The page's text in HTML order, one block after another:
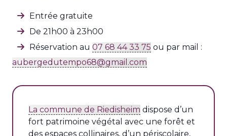
Entrée gratuite
De 21h00 à 23h00
Réservation au 07 68 44 33 75 ou par mail :
aubergedutempo68@gmail.com
La commune de Riedisheim dispose d’un
fort patrimoine végétal avec une forêt et
des espaces collinaires, d’un périscolaire,